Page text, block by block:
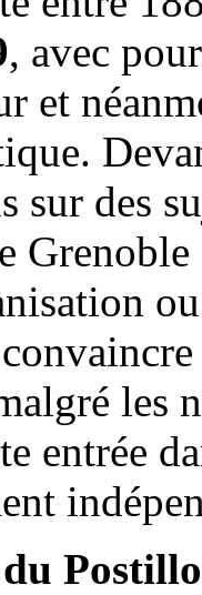
, avec
et
sur des
les
entrée